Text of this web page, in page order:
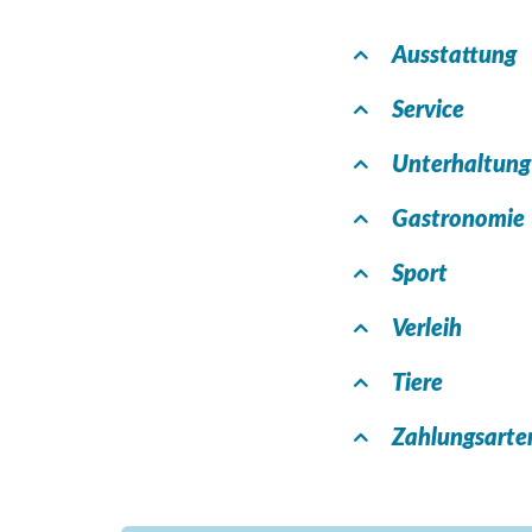
Ausstattung
Service
Unterhaltung
Gastronomie
Sport
Verleih
Tiere